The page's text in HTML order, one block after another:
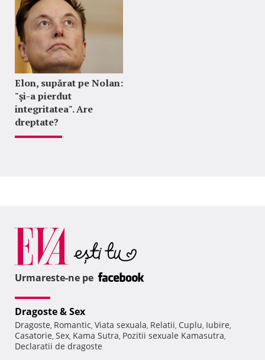
Elon, supărat pe Nolan:
"şi-a pierdut
integritatea". Are
dreptate?
Urmareste-ne pe
Dragoste & Sex
Dragoste, Romantic, Viata sexuala, Relatii, Cuplu, Iubire,
Casatorie, Sex, Kama Sutra, Pozitii sexuale Kamasutra,
Declaratii de dragoste